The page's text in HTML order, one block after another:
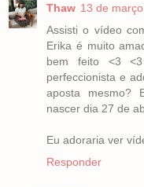
Thaw 13 de
Assisti o vídeo
Erika é muito
bem feito <3
perfeccionista e
aposta mesmo?
nascer dia 27 de
Eu adoraria ver
Responder